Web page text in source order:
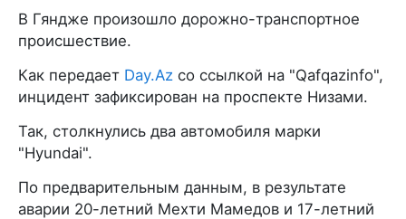
В Гяндже произошло дорожно-транспортное
происшествие.
Как передает Day.Az со ссылкой на "Qafqazinfo",
инцидент зафиксирован на проспекте Низами.
Так, столкнулись два автомобиля марки
"Hyundai".
По предварительным данным, в результате
аварии 20-летний Мехти Мамедов и 17-летний